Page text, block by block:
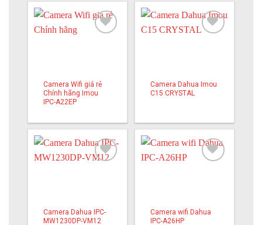
Camera Wifi giá rẻ
Chính hãng Imou
IPC-A22EP
Camera Dahua Imou
C15 CRYSTAL
Camera Dahua IPC-
MW1230DP-VM12
Camera wifi Dahua
IPC-A26HP